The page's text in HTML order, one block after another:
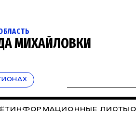
МИХАЙЛОВКИ
ИНФОРМАЦИОННЫЕ ЛИСТЫ